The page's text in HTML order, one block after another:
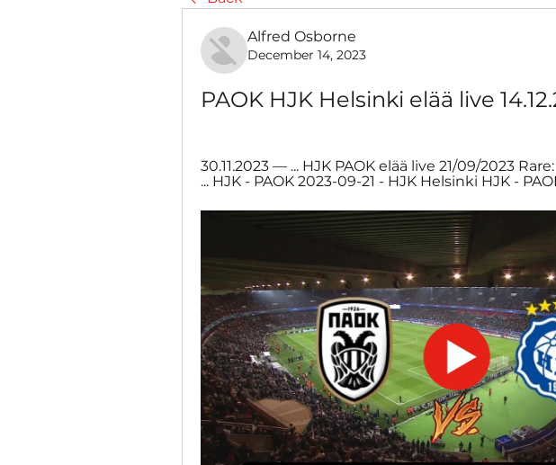
Alfred Osborne
December 14, 2023
PAOK HJK Helsinki elää live
30.11.2023 — ... HJK PAOK elää live 21/09/2023
... HJK - PAOK 2023-09-21 - HJK Helsinki HJK -